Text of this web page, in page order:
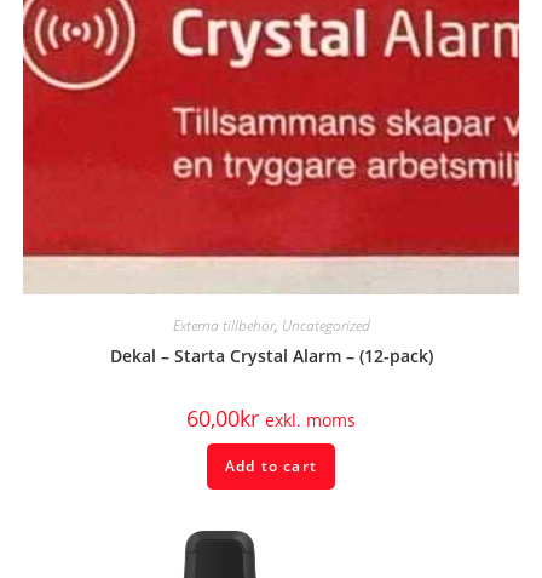
Externa tillbehör, Uncategorized
Dekal – Starta Crystal Alarm – (12-pack)
60,00kr exkl. moms
Add to cart